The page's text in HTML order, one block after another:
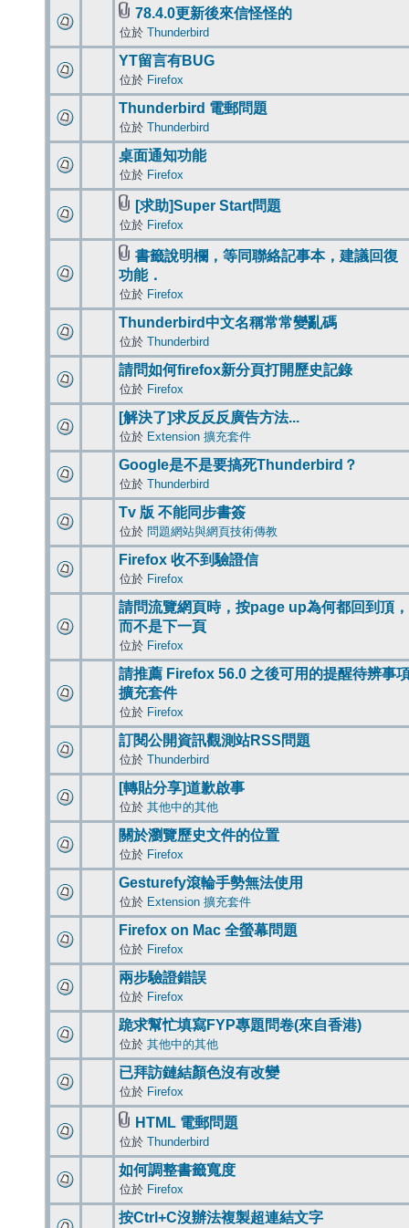
78.4.0更新後來信怪怪的
位於 Thunderbird
YT留言有BUG
位於 Firefox
Thunderbird 電郵問題
位於 Thunderbird
桌面通知功能
位於 Firefox
[求助]Super Start問題
位於 Firefox
書籤說明欄，等同聯絡記事本，建議回復
功能．
位於 Firefox
Thunderbird中文名稱常常變亂碼
位於 Thunderbird
請問如何firefox新分頁打開歷史記錄
位於 Firefox
[解決了]求反反反廣告方法...
位於 Extension 擴充套件
Google是不是要搞死Thunderbird？
位於 Thunderbird
Tv 版 不能同步書簽
位於 問題網站與網頁技術傳教
Firefox 收不到驗證信
位於 Firefox
請問流覽網頁時，按page up為何都回到頂，
而不是下一頁
位於 Firefox
請推薦 Firefox 56.0 之後可用的提醒待辨事
擴充套件
位於 Firefox
訂閱公開資訊觀測站RSS問題
位於 Thunderbird
[轉貼分享]道歉啟事
位於 其他中的其他
關於瀏覽歷史文件的位置
位於 Firefox
Gesturefy滾輪手勢無法使用
位於 Extension 擴充套件
Firefox on Mac 全螢幕問題
位於 Firefox
兩步驗證錯誤
位於 Firefox
跪求幫忙填寫FYP專題問卷(來自香港)
位於 其他中的其他
已拜訪鏈結顏色沒有改變
位於 Firefox
HTML 電郵問題
位於 Thunderbird
如何調整書籤寬度
位於 Firefox
按Ctrl+C沒辦法複製超連結文字